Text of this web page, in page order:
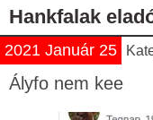
Hankfalak
2021 Január 25
Ályfo nem kee